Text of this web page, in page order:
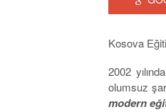
Kosova
2002 yılında
olumsuz
modern